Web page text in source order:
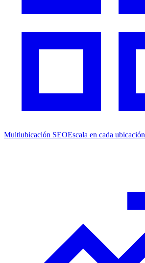
Multiubicación SEOEscala en cada ubicación